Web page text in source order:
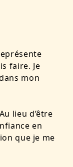
faire. Je
mon
lieu d’être
en
que je me